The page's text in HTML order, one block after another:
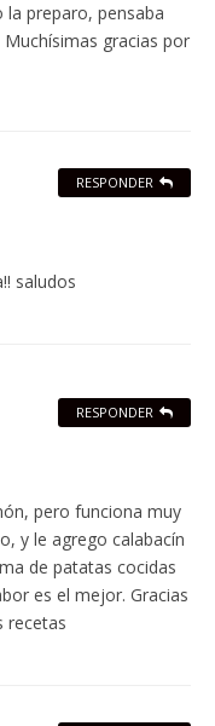
la preparo, pensaba
gracias por
saludos
RESPONDER
pero funciona muy
y le agrego calabacín
de patatas cocidas
es el mejor. Gracias
recetas
RESPONDER